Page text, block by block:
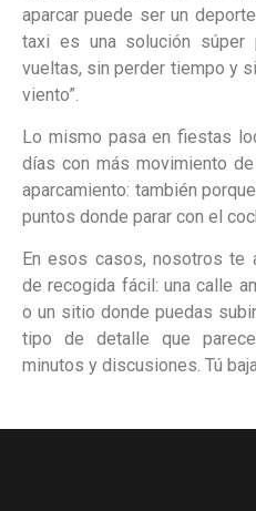
aparcar puede ser un
taxi es una solución súper
vueltas, sin perder tiempo y
viento”.
Lo mismo pasa en fiestas
días con más movimiento
aparcamiento: también
puntos donde parar con el
En esos casos, nosotros te
de recogida fácil: una calle
o un sitio donde puedas
tipo de detalle que
minutos y discusiones. Tú